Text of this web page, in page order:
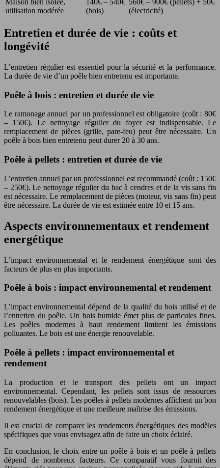
Maison bien isolée,
utilisation modérée
140€ – 540€
(bois)
560€ – 900€ (pellets) + 50€
(électricité)
Entretien et durée de vie : coûts et
longévité
L’entretien régulier est essentiel pour la sécurité et la performance.
La durée de vie d’un poêle bien entretenu est importante.
Poêle à bois : entretien et durée de vie
Le ramonage annuel par un professionnel est obligatoire (coût : 80€
– 150€). Le nettoyage régulier du foyer est indispensable. Le
remplacement de pièces (grille, pare-feu) peut être nécessaire. Un
poêle à bois bien entretenu peut durer 20 à 30 ans.
Poêle à pellets : entretien et durée de vie
L’entretien annuel par un professionnel est recommandé (coût : 150€
– 250€). Le nettoyage régulier du bac à cendres et de la vis sans fin
est nécessaire. Le remplacement de pièces (moteur, vis sans fin) peut
être nécessaire. La durée de vie est estimée entre 10 et 15 ans.
Aspects environnementaux et rendement
energétique
L’impact environnemental et le rendement énergétique sont des
facteurs de plus en plus importants.
Poêle à bois : impact environnemental et rendement
L’impact environnemental dépend de la qualité du bois utilisé et de
l’entretien du poêle. Un bois humide émet plus de particules fines.
Les poêles modernes à haut rendement limitent les émissions
polluantes. Le bois est une énergie renouvelable.
Poêle à pellets : impact environnemental et
rendement
La production et le transport des pellets ont un impact
environnemental. Cependant, les pellets sont issus de ressources
renouvelables (bois). Les poêles à pellets modernes affichent un bon
rendement énergétique et une meilleure maîtrise des émissions.
Il est crucial de comparer les rendements énergétiques des modèles
spécifiques que vous envisagez afin de faire un choix éclairé.
En conclusion, le choix entre un poêle à bois et un poêle à pellets
dépend de nombreux facteurs. Ce comparatif vous fournit des